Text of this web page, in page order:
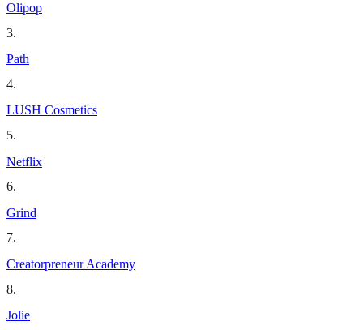
Olipop
3.
Path
4.
LUSH Cosmetics
5.
Netflix
6.
Grind
7.
Creatorpreneur Academy
8.
Jolie